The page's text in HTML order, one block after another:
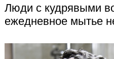
Люди с кудрявыми
ежедневное мытье